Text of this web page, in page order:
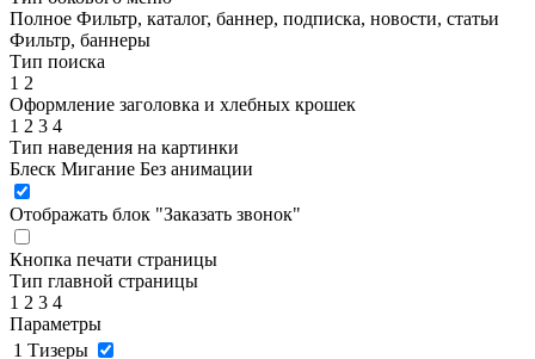
Полное Фильтр, каталог, баннер, подписка, новости, статьи
Фильтр, баннеры
Тип поиска
1 2
Оформление заголовка и хлебных крошек
1 2 3 4
Тип наведения на картинки
Блеск Мигание Без анимации
Отображать блок "Заказать звонок"
Кнопка печати страницы
Тип главной страницы
1 2 3 4
Параметры
1 Тизеры